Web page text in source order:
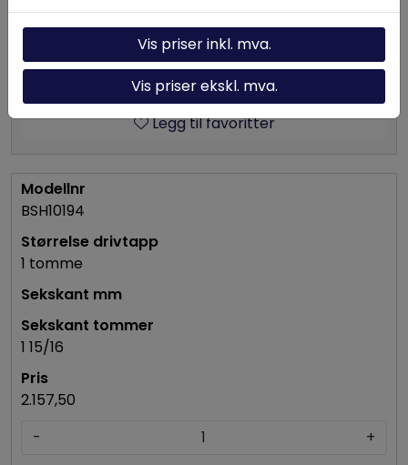
Legg i handlevogn
Se variant
Legg til favoritter
BSH10194
1 tomme
1 15/16
2.157,50
-
+
Vis priser inkl. mva.
Vis priser ekskl. mva.